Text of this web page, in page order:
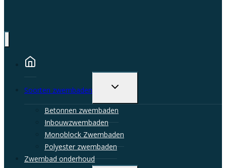
Soorten zwembaden
Toggle
menu
Betonnen zwembaden
Inbouwzwembaden
Monoblock Zwembaden
Polyester zwembaden
Zwembad onderhoud